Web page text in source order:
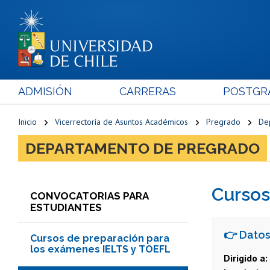
ADMISIÓN CARRERAS
Inicio Vicerrectoría de Asuntos Académicos Pregrado
DEPARTAMENTO DE PREGRADO
CONVOCATORIAS PARA
ESTUDIANTES
Cursos de preparación para
los exámenes IELTS y TOEFL
👉
Dirigido a: